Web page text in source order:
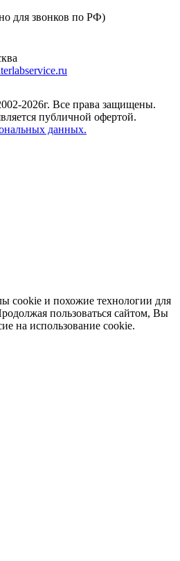
для звонков по РФ)
2026г. Все права защищены.
публичной офертой.
данных.
cookie и похожие технологии для
пользоваться сайтом, Вы
на использование cookie.